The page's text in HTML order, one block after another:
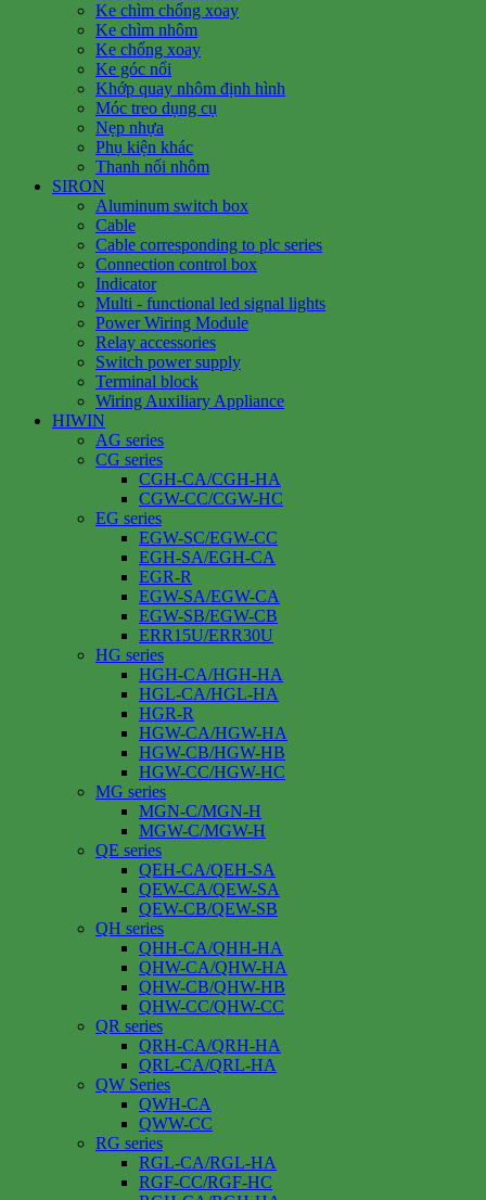
Ke chìm chống xoay
Ke chìm nhôm
Ke chống xoay
Ke góc nổi
Khớp quay nhôm định hình
Móc treo dụng cụ
Nẹp nhựa
Phụ kiện khác
Thanh nối nhôm
SIRON
Aluminum switch box
Cable
Cable corresponding to plc series
Connection control box
Indicator
Multi - functional led signal lights
Power Wiring Module
Relay accessories
Switch power supply
Terminal block
Wiring Auxiliary Appliance
HIWIN
AG series
CG series
CGH-CA/CGH-HA
CGW-CC/CGW-HC
EG series
EGW-SC/EGW-CC
EGH-SA/EGH-CA
EGR-R
EGW-SA/EGW-CA
EGW-SB/EGW-CB
ERR15U/ERR30U
HG series
HGH-CA/HGH-HA
HGL-CA/HGL-HA
HGR-R
HGW-CA/HGW-HA
HGW-CB/HGW-HB
HGW-CC/HGW-HC
MG series
MGN-C/MGN-H
MGW-C/MGW-H
QE series
QEH-CA/QEH-SA
QEW-CA/QEW-SA
QEW-CB/QEW-SB
QH series
QHH-CA/QHH-HA
QHW-CA/QHW-HA
QHW-CB/QHW-HB
QHW-CC/QHW-CC
QR series
QRH-CA/QRH-HA
QRL-CA/QRL-HA
QW Series
QWH-CA
QWW-CC
RG series
RGL-CA/RGL-HA
RGF-CC/RGF-HC